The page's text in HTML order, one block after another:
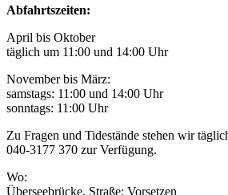
Abfahrtszeiten:
April bis Oktober
täglich um 11:00 und 14:00 Uhr
November bis März:
samstags: 11:00 und 14:00 Uhr
sonntags: 11:00 Uhr
Zu Fragen und Tidestände stehen wir
040-3177 370 zur Verfügung.
Wo:
Überseebrücke, Straße: Vorsetzen